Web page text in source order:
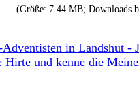
(Größe: 7.44 MB; Downloads